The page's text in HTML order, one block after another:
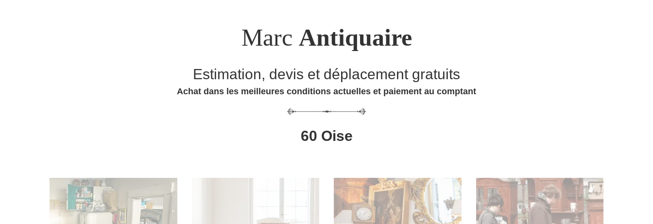
Marc Antiquaire
Estimation, devis et déplacement gratuits
Achat dans les meilleures conditions actuelles et paiement au comptant
60 Oise